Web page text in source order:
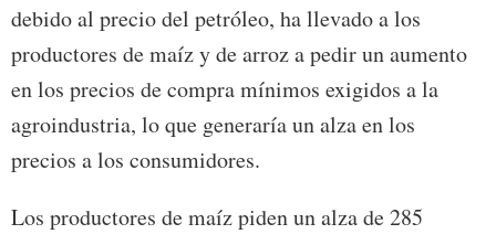
debido al precio del petróleo, ha llevado a los
productores de maíz y de arroz a pedir un aumento
en los precios de compra mínimos exigidos a la
agroindustria, lo que generaría un alza en los
precios a los consumidores.
Los productores de maíz piden un alza de 285